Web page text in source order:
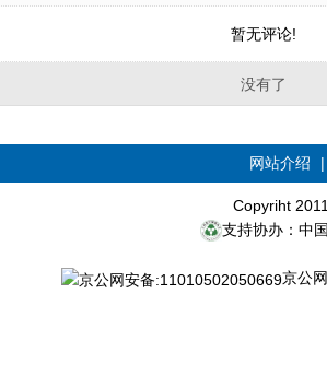
暂无评论!
没有了
网站介绍
Copyriht
支持协办：中
京公